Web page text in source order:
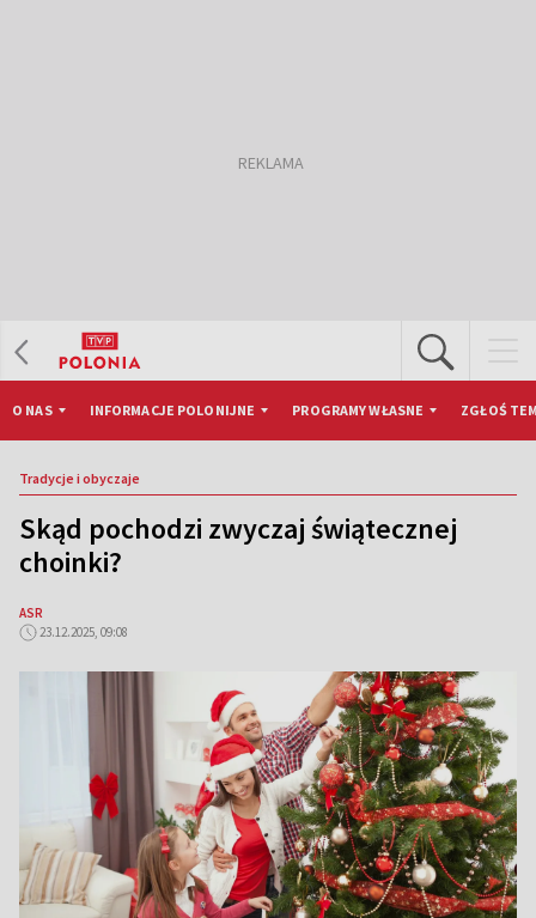
O NAS INFORMACJE POLONIJNE PROGRAMY WŁASNE ZGŁOŚ
Tradycje i obyczaje
Skąd pochodzi zwyczaj świątecznej
choinki?
ASR
23.12.2025, 09:08